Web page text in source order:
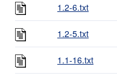
1.2-6.txt
1.2-5.txt
1.1-16.txt